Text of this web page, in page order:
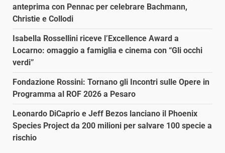
anteprima con Pennac per celebrare Bachmann,
Christie e Collodi
Isabella Rossellini riceve l’Excellence Award a
Locarno: omaggio a famiglia e cinema con “Gli occhi
verdi”
Fondazione Rossini: Tornano gli Incontri sulle Opere in
Programma al ROF 2026 a Pesaro
Leonardo DiCaprio e Jeff Bezos lanciano il Phoenix
Species Project da 200 milioni per salvare 100 specie a
rischio